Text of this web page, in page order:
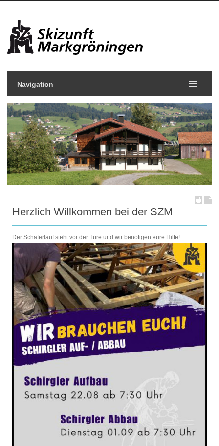
Navigation
Herzlich Willkommen bei der SZM
Der Schäferlauf steht vor der Türe und wir benötigen eure Hilfe!